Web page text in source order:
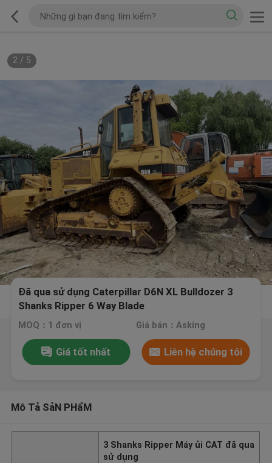
2/ 5
Đã qua sử dụng Caterpillar D6N XL Bulldozer 3
Shanks Ripper 6 Way Blade
MOQ：1 đơn vị Giá bán：Asking
Giá tốt nhất Liên hệ chúng tôi
Mô Tả SảN PHẩM
3 Shanks Ripper Máy ủi CAT đã qua
sử dụng